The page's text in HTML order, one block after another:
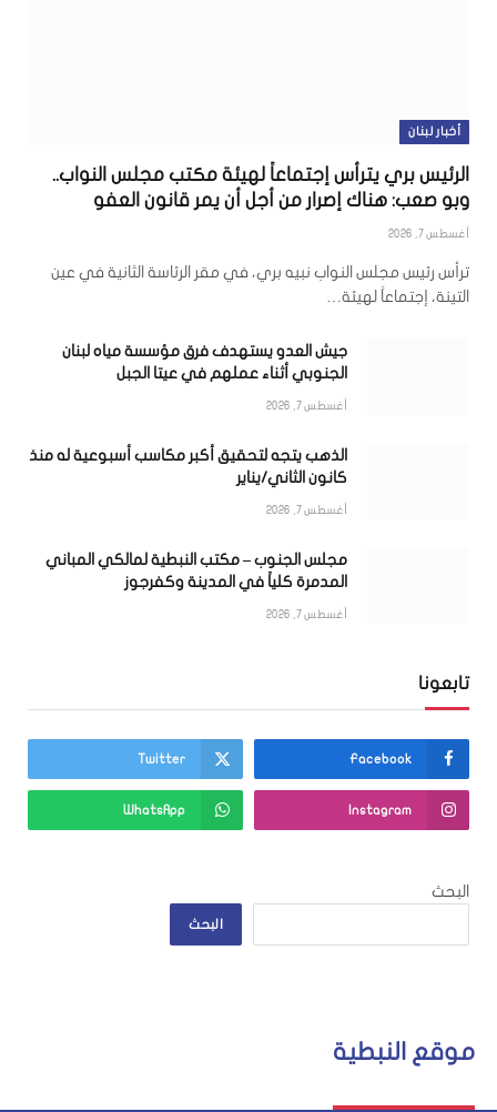
أخبار لبنان
الرئيس بري يترأس إجتماعاً لهيئة مكتب مجلس النواب..
وبو صعب: هناك إصرار من أجل أن يمر قانون العفو
أغسطس 7, 2026
ترأس رئيس مجلس النواب نبيه بري، في مقر الرئاسة الثانية في عين
التينة، إجتماعاً لهيئة…
جيش العدو يستهدف فرق مؤسسة مياه لبنان
الجنوبي أثناء عملهم في عيتا الجبل
أغسطس 7, 2026
الذهب يتجه لتحقيق أكبر مكاسب أسبوعية له منذ
كانون الثاني/يناير
أغسطس 7, 2026
مجلس الجنوب – مكتب النبطية لمالكي المباني
المدمرة كلياً في المدينة وكفرجوز
أغسطس 7, 2026
تابعونا
Facebook
Twitter
Instagram
WhatsApp
البحث
البحث
موقع النبطية